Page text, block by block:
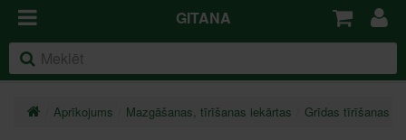
GITANA
Aprīkojums Mazgāšanas, tīrīšanas iekārtas Grīdas tīrīšanas